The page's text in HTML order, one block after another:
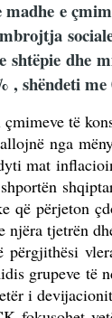
e
dhe
shëndeti
të
nga
mat
që përjeton
njëra tjetrën
përgjithësi
grupeve të
i